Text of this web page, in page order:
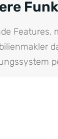
Sie weiter oben.
und auf
Features,